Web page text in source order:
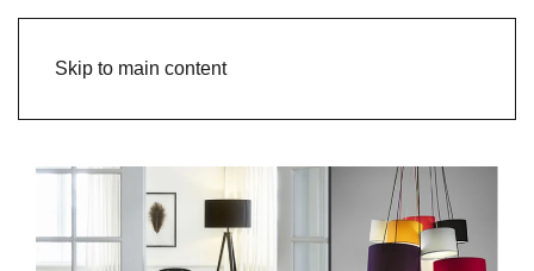
Skip to main content